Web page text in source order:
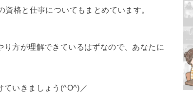
格と仕事についてもまとめています。
方が理解できているはずなので、あなたに
ていきましょう(^O^)／